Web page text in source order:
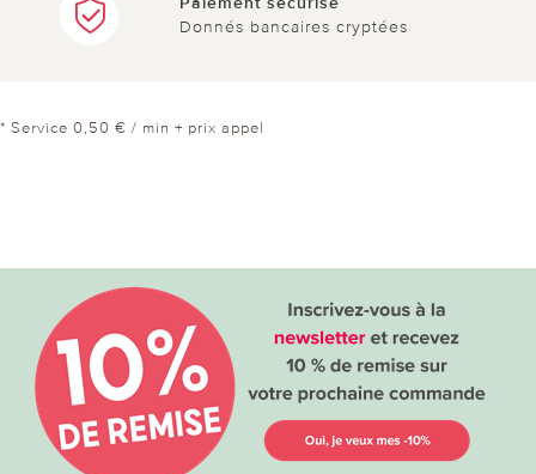
Donnés bancaires cryptées
* Service 0,50 € / min + prix appel